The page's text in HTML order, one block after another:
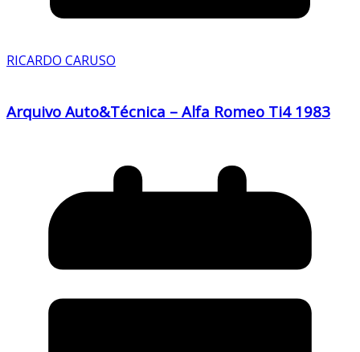
RICARDO CARUSO
Arquivo Auto&Técnica – Alfa Romeo Ti4 1983